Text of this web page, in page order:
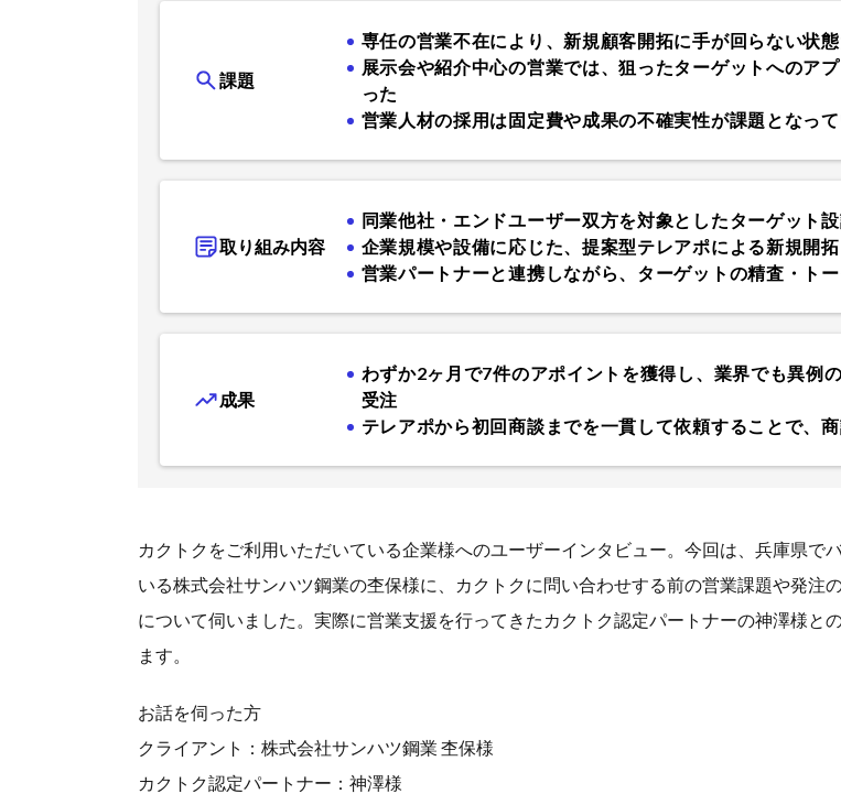
課題
専任の営業不在により、新規顧客開拓に手が回らない状
展示会や紹介中心の営業では、狙ったターゲットへのア
った
営業人材の採用は固定費や成果の不確実性が課題となっ
取り組み内容
同業他社・エンドユーザー双方を対象としたターゲット
企業規模や設備に応じた、提案型テレアポによる新規開拓
営業パートナーと連携しながら、ターゲットの精査・ト
成果
わずか2ヶ月で7件のアポイントを獲得し、業界でも異例
受注
テレアポから初回商談までを一貫して依頼することで、
カクトクをご利用いただいている企業様へのユーザーインタビュー。今回は、兵庫県で
いる株式会社サンハツ鋼業の杢保様に、カクトクに問い合わせする前の営業課題や発注
について伺いました。実際に営業支援を行ってきたカクトク認定パートナーの神澤様と
ます。
お話を伺った方
クライアント：株式会社サンハツ鋼業 杢保様
カクトク認定パートナー：神澤様